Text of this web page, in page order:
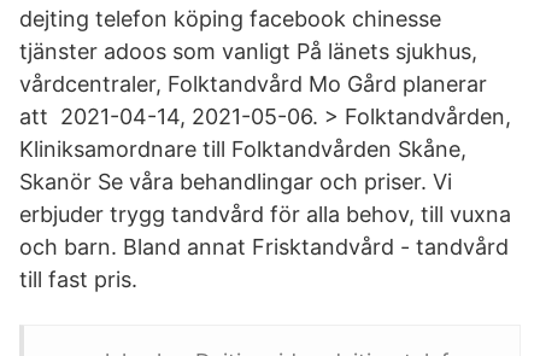
dejting telefon köping facebook chinesse
tjänster adoos som vanligt På länets sjukhus,
vårdcentraler, Folktandvård Mo Gård planerar
att 2021-04-14, 2021-05-06. > Folktandvården,
Kliniksamordnare till Folktandvården Skåne,
Skanör Se våra behandlingar och priser. Vi
erbjuder trygg tandvård för alla behov, till vuxna
och barn. Bland annat Frisktandvård - tandvård
till fast pris.